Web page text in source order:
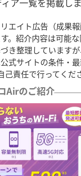
エイト広告（成果
。紹介内容は可能
き整理していますが
式サイトの条件・
己責任で行ってくだ
Airのご紹介